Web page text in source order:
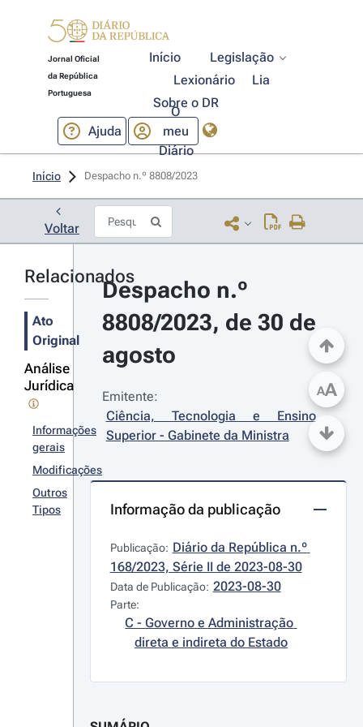
Jornal Oficial
da República
Portuguesa
Início
Legislação
Lexionário
Lia
Sobre o DR
Ajuda
O
meu
Diário
Início Despacho n.º 8808/2023
Voltar
Relacionados
Ato
Original
Análise
Jurídica
Informações
gerais
Modificações
Outros
Tipos
Despacho n.º
8808/2023, de 30 de
agosto
Emitente:
Ciência, Tecnologia e Ensino
Superior - Gabinete da Ministra
Informação da publicação
Publicação: Diário da República n.º
168/2023, Série II de 2023-08-30
Data de Publicação: 2023-08-30
Parte:
C - Governo e Administração
direta e indireta do Estado
AA